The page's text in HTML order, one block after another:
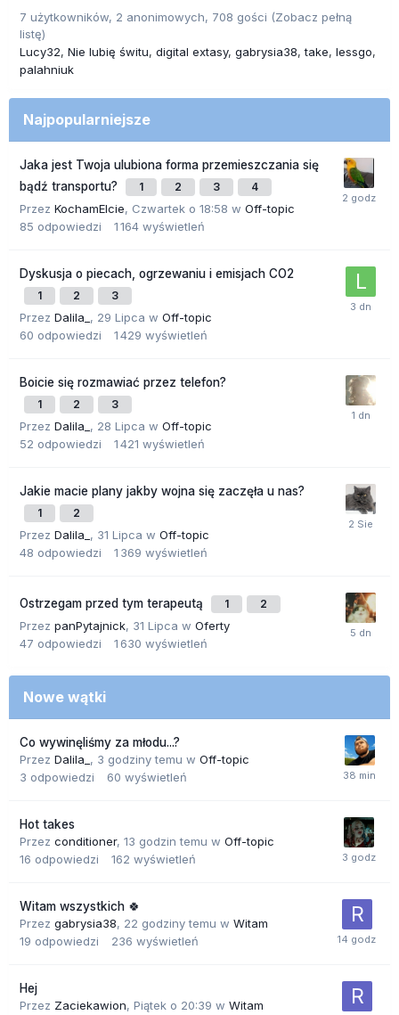
7 użytkowników, 2 anonimowych, 708 gości (Zobacz pełną
listę)
Lucy32 Nie lubię świtu digital extasy gabrysia38 take lessgo
palahniuk
Najpopularniejsze
Jaka jest Twoja ulubiona forma przemieszczania się
bądź transportu?
1 2 3 4
Przez KochamElcie, Czwartek o 18:58 w Off-topic
85 odpowiedzi 1 164 wyświetleń
Dyskusja o piecach, ogrzewaniu i emisjach CO2
1 2 3
Przez Dalila_ , 29 Lipca w Off-topic
60 odpowiedzi 1 429 wyświetleń
Boicie się rozmawiać przez telefon?
1 2 3
Przez Dalila_ , 28 Lipca w Off-topic
52 odpowiedzi 1 421 wyświetleń
Jakie macie plany jakby wojna się zaczęła u nas?
1 2
Przez Dalila_ , 31 Lipca w Off-topic
48 odpowiedzi 1 369 wyświetleń
Ostrzegam przed tym terapeutą 1 2
Przez panPytajnick, 31 Lipca w Oferty
47 odpowiedzi 1 630 wyświetleń
Nowe wątki
Co wywinęliśmy za młodu...?
Przez Dalila_ , 3 godziny temu w Off-topic
3 odpowiedzi 60 wyświetleń
Hot takes
Przez conditioner, 13 godzin temu w Off-topic
16 odpowiedzi 162 wyświetleń
Witam wszystkich 🍀
Przez gabrysia38, 22 godziny temu w Witam
19 odpowiedzi 236 wyświetleń
Hej
Przez Zaciekawion, Piątek o 20:39 w Witam